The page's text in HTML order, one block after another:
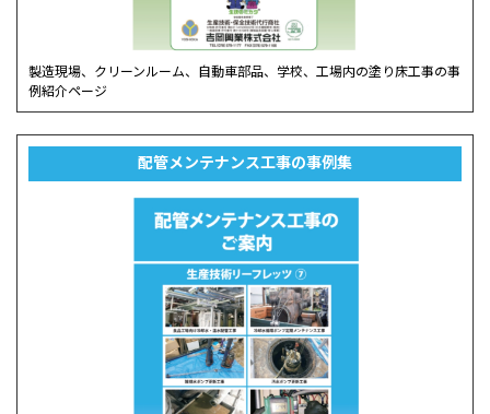
製造現場、クリーンルーム、自動車部品、学校、工場内の塗り床工事の事
例紹介ページ
配管メンテナンス工事の事例集